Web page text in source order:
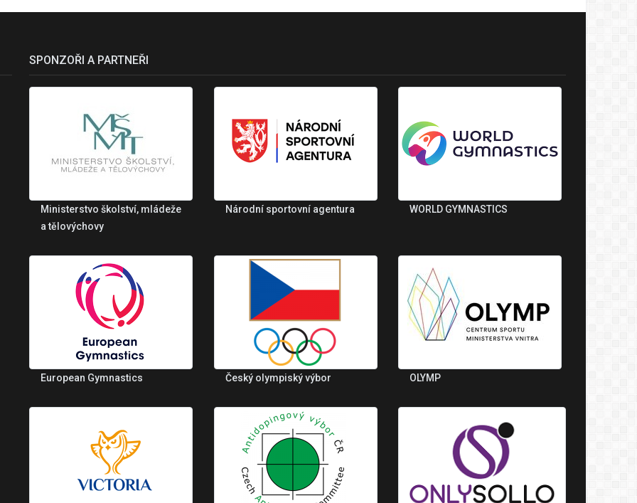
SPONZOŘI A PARTNEŘI
Ministerstvo školství, mládeže
a tělovýchovy
Národní sportovní agentura WORLD GYMNASTICS
European Gymnastics Český olympiský výbor OLYMP